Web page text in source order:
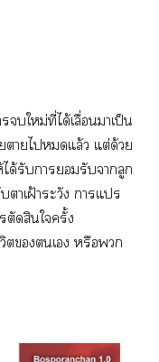
ใหม่ที่ได้เลื่อนาเป็น
าไแล้ว แต่ด้วย
ด้รับารับาลูก
าเฝ้าระวัง าแปร
ดสินใครั้ง
ตเ หรือพวก